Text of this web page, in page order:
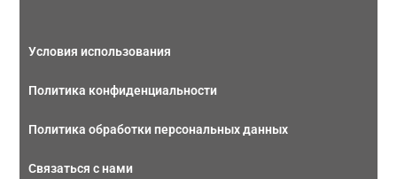
Условия использования
Политика конфиденциальности
Политика обработки персональных данных
Связаться с нами